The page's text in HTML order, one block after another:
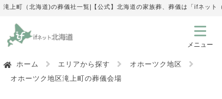
滝上町（北海道)の葬儀社一覧|【公式】北海道の家族葬、葬儀は「ifネッ
ホーム エリアから探す
オホーツク地区
オホーツク地区滝上町の葬儀会場